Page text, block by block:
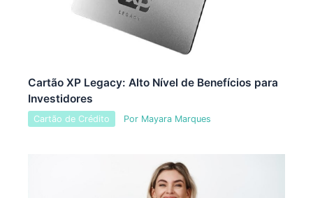
Cartão XP Legacy: Alto Nível de Benefícios para
Investidores
Cartão de Crédito Por Mayara Marques